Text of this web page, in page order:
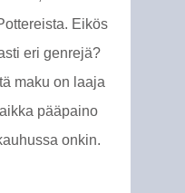
Eikös
eri genrejä?
maku on laaja
pääpaino
onkin.